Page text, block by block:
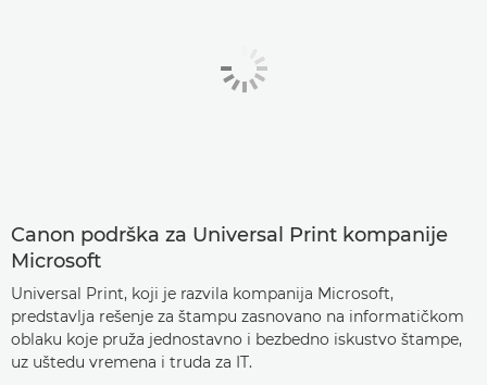
Canon podrška za Universal Print kompanije
Microsoft
Universal Print, koji je razvila kompanija Microsoft,
predstavlja rešenje za štampu zasnovano na informatičkom
oblaku koje pruža jednostavno i bezbedno iskustvo štampe,
uz uštedu vremena i truda za IT.